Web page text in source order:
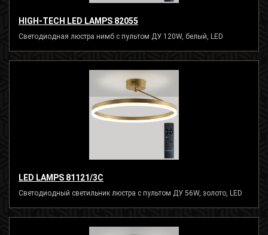
HIGH-TECH LED LAMPS 82055
Светодиодная люстра нимб с пультом ДУ 120W, белый, LED
LED LAMPS 81121/3C
Светодиодный светильник люстра с пультом ДУ 56W, золото, LED